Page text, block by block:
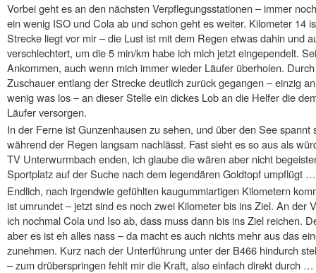
Vorbei geht es an den nächsten Verpflegungsstationen – immer
ein wenig ISO und Cola ab und schon geht es weiter. Kilometer 14
Strecke liegt vor mir – die Lust ist mit dem Regen etwas dahin und
verschlechtert, um die 5 min/km habe ich mich jetzt eingependelt.
Ankommen, auch wenn mich immer wieder Läufer überholen.
Zuschauer entlang der Strecke deutlich zurück gegangen – einzig
wenig was los – an dieser Stelle ein dickes Lob an die Helfer die
Läufer versorgen.
In der Ferne ist Gunzenhausen zu sehen, und über den See
während der Regen langsam nachlässt. Fast sieht es so aus als
TV Unterwurmbach enden, ich glaube die wären aber nicht
Sportplatz auf der Suche nach dem legendären Goldtopf umpflügt …
Endlich, nach irgendwie gefühlten kaugummiartigen Kilometern
ist umrundet – jetzt sind es noch zwei Kilometer bis ins Ziel. An der
ich nochmal Cola und Iso ab, dass muss dann bis ins Ziel reichen.
aber es ist eh alles nass – da macht es auch nichts mehr aus das
zunehmen. Kurz nach der Unterführung unter der B466 hindurch
– zum drüberspringen fehlt mir die Kraft, also einfach direkt durch …